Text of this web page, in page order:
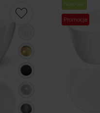
Nowość
Promocja